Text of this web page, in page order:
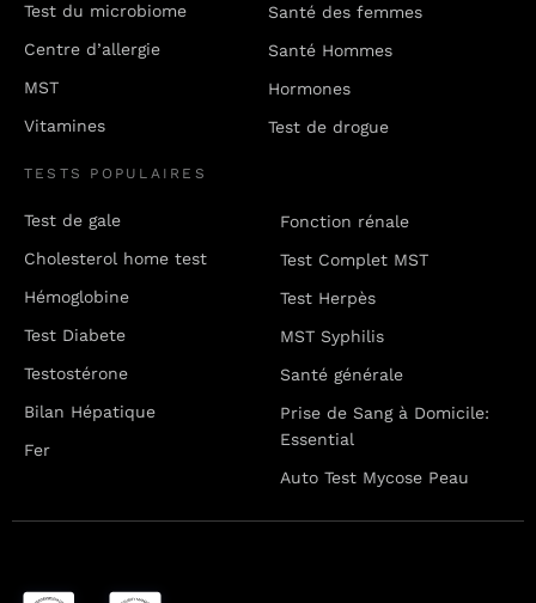
Test du microbiome
Centre d’allergie
MST
Vitamines
Santé des femmes
Santé Hommes
Hormones
Test de drogue
TESTS POPULAIRES
Test de gale
Cholesterol home test
Hémoglobine
Test Diabete
Testostérone
Bilan Hépatique
Fer
Fonction rénale
Test Complet MST
Test Herpès
MST Syphilis
Santé générale
Prise de Sang à Domicile:
Essential
Auto Test Mycose Peau